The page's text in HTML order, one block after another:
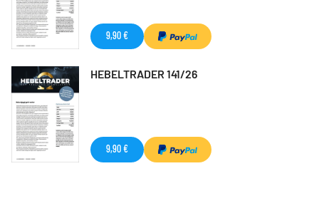
9,90 €
HEBELTRADER 141/26
9,90 €